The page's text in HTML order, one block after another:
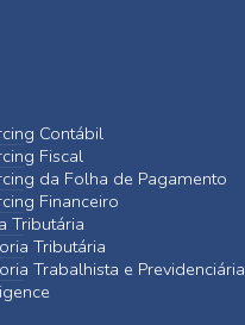
Contábil
Fiscal
da Folha de Pagamento
Financeiro
Tributária
Tributária
Trabalhista e Previdenciária